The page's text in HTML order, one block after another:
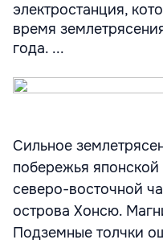
электростанция,
время
года. ...
Сильное
побережья
северо-восточной
острова Хонсю.
Подземные толчки